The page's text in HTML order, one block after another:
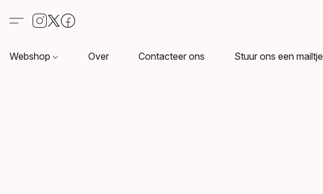
Webshop Over Contacteer ons Stuur ons een mailtje